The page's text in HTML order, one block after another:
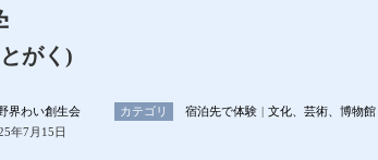
がく)
界わい創生会 カテゴリ 宿泊先で体験
文化、芸術、博物館
年7月15日